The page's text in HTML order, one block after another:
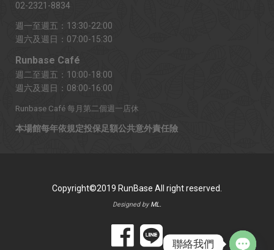
02-2321-8834
週一至週五：13:30-22:00
週六及週日：07:00-15:30
Runbase Café
週二至週五：10:00-18:00
週六及週日：08:00-16:00
Runbase Café 每月第二個週一店休
本場館每年依規定投保足額公共意外責任險
Copyright©2019 RunBase All right reserved.
Designed by ML.
聯絡我們